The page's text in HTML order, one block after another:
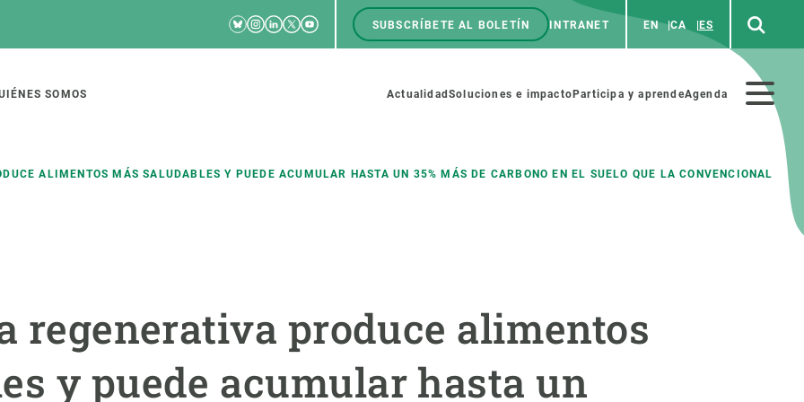
RRSS
Bluesky
Instagram
Linkedin
TwitterYoutube
Menú
top
SUBSCRÍBETE AL BOLETÍN INTRANET EN CA ES
SOMOS
Menú
secundario
Actualidad Soluciones e impacto Participa y aprendeAgenda
ALIMENTOS MÁS SALUDABLES Y PUEDE ACUMULAR HASTA UN 35% MÁS DE CARBONO EN EL SUELO QUE LA CONVENCIONAL
regenerativa produce alimentos
y puede acumular hasta un
de ecosistemas
Soluciones
Política y gestión
Estrategia de Recursos Humanos
Pide tu MSCA-PF
Haz ciencia con nosotros